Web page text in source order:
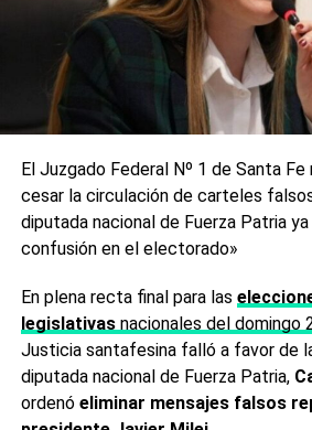
El Juzgado Federal Nº 1 de Santa
cesar la circulación de carteles
diputada nacional de Fuerza Patria
confusión en el electorado»
En plena recta final para las
legislativasnacionales del domingo
Justicia santafesina falló a favor de
diputada nacional de Fuerza Patria,
ordenóeliminar mensajes falsos